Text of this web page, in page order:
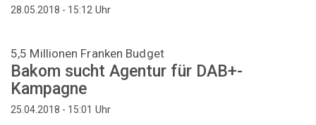
28.05.2018 - 15:12 Uhr
5,5 Millionen Franken Budget
Bakom sucht Agentur für DAB+-
Kampagne
25.04.2018 - 15:01 Uhr